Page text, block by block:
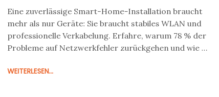
Eine zuverlässige Smart-Home-Installation braucht
mehr als nur Geräte: Sie braucht stabiles WLAN und
professionelle Verkabelung. Erfahre, warum 78 % der
Probleme auf Netzwerkfehler zurückgehen und wie du
dein Zuhause wirklich smart machst.
WEITERLESEN...